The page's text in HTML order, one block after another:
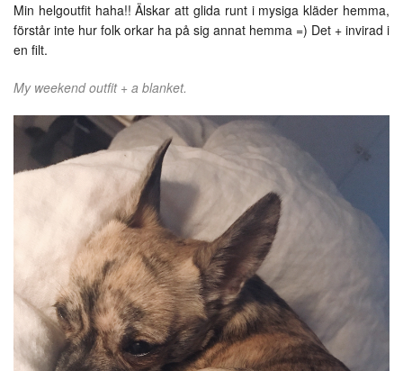
Min helgoutfit haha!! Älskar att glida runt i mysiga kläder hemma,
förstår inte hur folk orkar ha på sig annat hemma =) Det + invirad i
en filt.
My weekend outfit + a blanket.